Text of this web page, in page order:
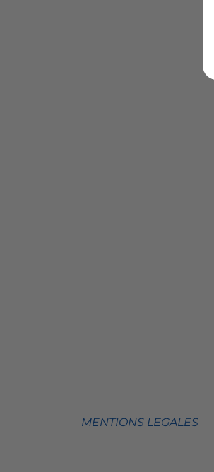
MENTIONS LEGALES